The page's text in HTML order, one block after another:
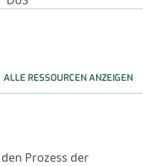
ALLE RESSOURCEN ANZEIGEN
Prozess der